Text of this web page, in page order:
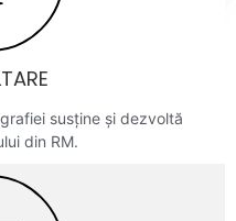
susține și dezvoltă
din RM.